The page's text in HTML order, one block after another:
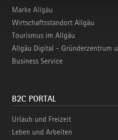
Marke Allgäu
Wirtschaftsstandort Allgäu
Tourismus im Allgäu
Allgäu Digital - Gründerzentrum
Business Service
B2C PORTAL
Urlaub und Freizeit
Leben und Arbeiten